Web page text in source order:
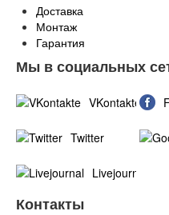
Доставка
Монтаж
Гарантия
Мы в социальных
VKontakte
Twitter
Livejournal
Контакты